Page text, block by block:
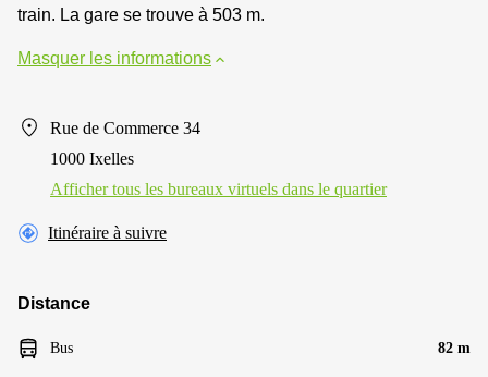
train. La gare se trouve à 503 m.
Masquer les informations
Rue de Commerce 34
1000 Ixelles
Afficher tous les bureaux virtuels dans le quartier
Itinéraire à suivre
Distance
Bus 82 m